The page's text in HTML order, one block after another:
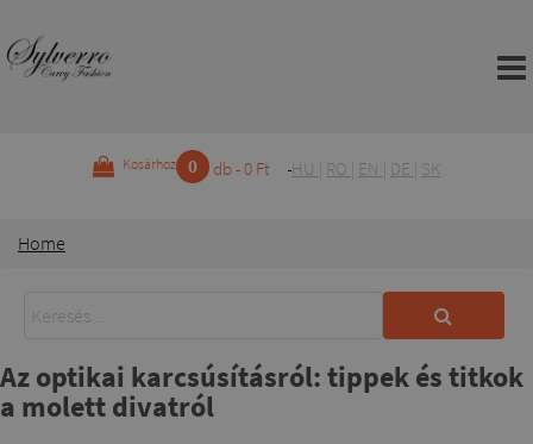
Kosárhoz 0 db - 0 Ft HU RO EN DE SK
Home
Az optikai karcsúsításról: tippek és titkok
a molett divatról